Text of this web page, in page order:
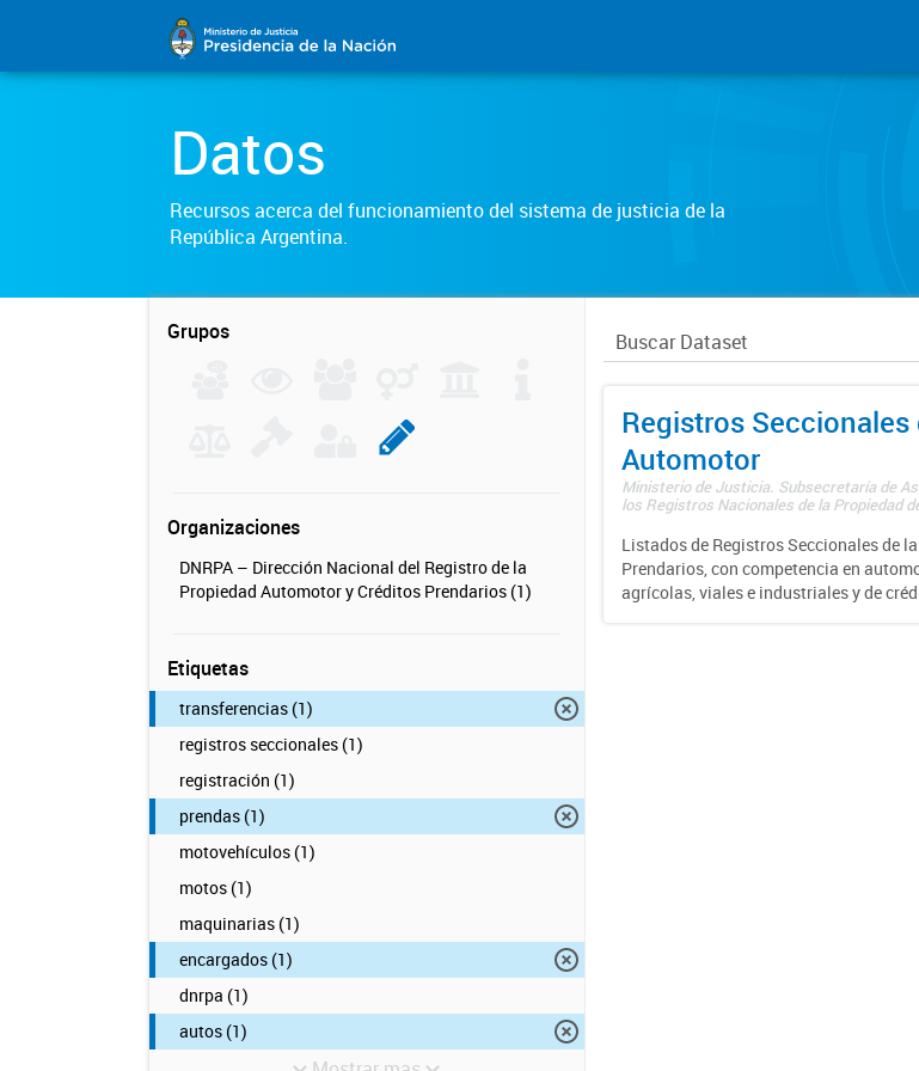
Datos
Recursos acerca del funcionamiento del sistema de justicia de la
República Argentina.
Grupos
Organizaciones
DNRPA – Dirección Nacional del Registro de la
Propiedad Automotor y Créditos Prendarios (1)
Etiquetas
transferencias (1)
registros seccionales (1)
registración (1)
prendas (1)
motovehículos (1)
motos (1)
maquinarias (1)
encargados (1)
dnrpa (1)
autos (1)
Registros
Automotor
Ministerio de Justicia. Subsecretaría de
los Registros Nacionales de la Propiedad
Listados de Registros Seccionales de
Prendarios, con competencia en
agrícolas, viales e industriales y de